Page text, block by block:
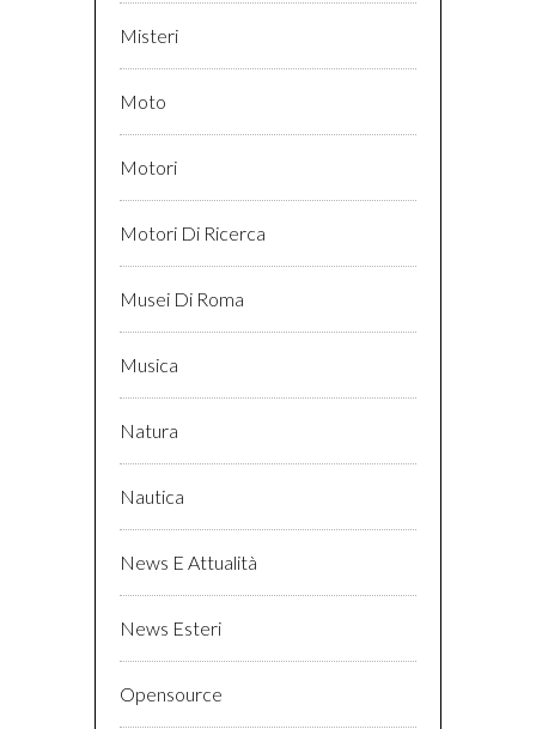
Misteri
Moto
Motori
Motori Di Ricerca
Musei Di Roma
Musica
Natura
Nautica
News E Attualità
News Esteri
Opensource